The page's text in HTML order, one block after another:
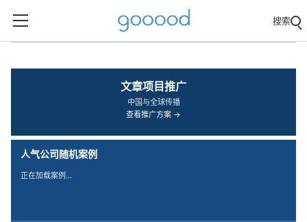
搜索
文章项目推广
中国与全球传播
查看推广方案 →
人气公司随机案例
正在加载案例…